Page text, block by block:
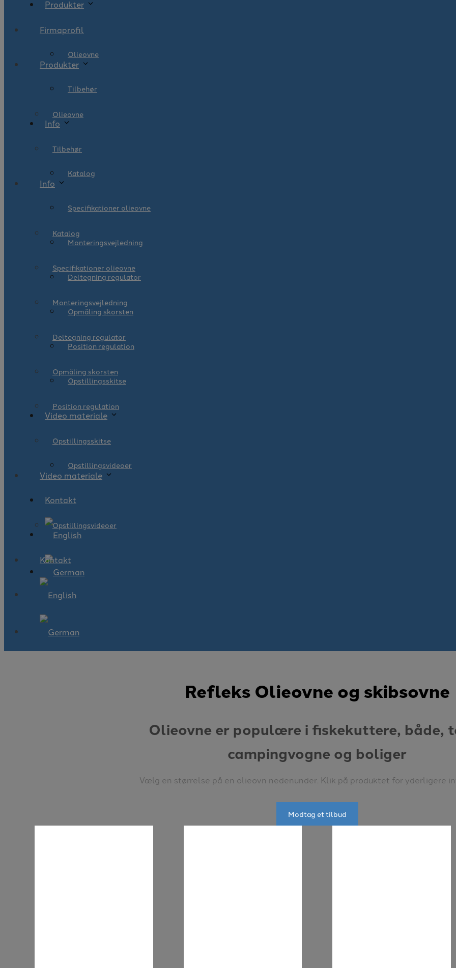
Produkter
Olieovne
Tilbehør
Info
Katalog
Specifikationer olieovne
Monteringsvejledning
Deltegning regulator
Opmåling skorsten
Position regulation
Opstillingsskitse
Video materiale
Opstillingsvideoer
Kontakt
Firmaprofil
Produkter
Olieovne
Tilbehør
Info
Katalog
Specifikationer olieovne
Monteringsvejledning
Deltegning regulator
Opmåling skorsten
Position regulation
Opstillingsskitse
Video materiale
Opstillingsvideoer
Kontakt
Refleks Olieovne og skibsovne
Olieovne er populære i fiskekuttere, både,
campingvogne og boliger
Vælg en størrelse på en olieovn nedenunder. Klik på produktet for yderligere
Modtag et tilbud